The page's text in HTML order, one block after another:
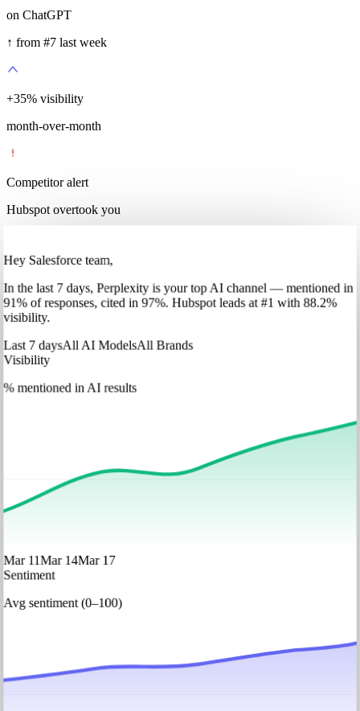
on ChatGPT
↑ from #7 last week
+35% visibility
month-over-month
Competitor alert
Hubspot overtook you
Hey Salesforce team,
Inthe last 7 days, Perplexityis your top AI channel — mentioned in
91% of responses, cited in 97%. Hubspotleads at #1 with 88.2%
visibility.
Last 7 daysAll AI ModelsAll Brands
Visibility
% mentioned in AI results
Mar 11Mar 14Mar 17
Sentiment
Avg sentiment (0–100)